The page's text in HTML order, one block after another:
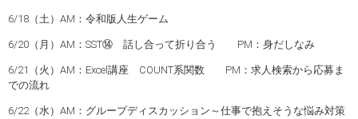
6/18（土）AM：令和版人生ゲーム
6/20（月）AM：SST⑭ 話し合って折り合う PM：身だしなみ
6/21（火）AM：Excel講座 COUNT系関数 PM：求人検索から応募ま
での流れ
6/22（水）AM：グループディスカッション～仕事で抱えそうな悩み対策